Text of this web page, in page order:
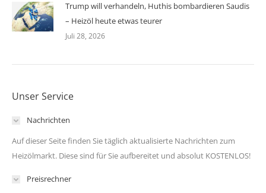
Trump will verhandeln, Huthis bombardieren Saudis
– Heizöl heute etwas teurer
Juli 28, 2026
Unser Service
Nachrichten
Auf dieser Seite finden Sie täglich aktualisierte Nachrichten zum
Heizölmarkt. Diese sind für Sie aufbereitet und absolut KOSTENLOS!
Preisrechner